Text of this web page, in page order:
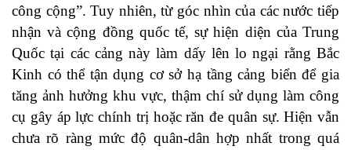
công cộng”. Tuy nhiên, từ góc nhìn của các nước tiếp
nhận và cộng đồng quốc tế, sự hiện diện của Trung
Quốc tại các cảng này làm dấy lên lo ngại rằng Bắc
Kinh có thể tận dụng cơ sở hạ tầng cảng biển để gia
tăng ảnh hưởng khu vực, thậm chí sử dụng làm công
cụ gây áp lực chính trị hoặc răn đe quân sự. Hiện vẫn
chưa rõ ràng mức độ quân-dân hợp nhất trong quá